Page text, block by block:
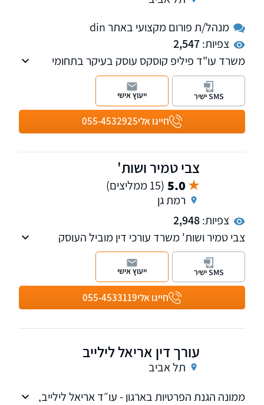
מנהל/ת פורום מקצועי באתר din
צפיות:2,547
משרד עו"ד פיליפ קוסקס עוסק בעיקר בתחומי
מקרקעין נדל"ן, מסחרי ועסקים ,ובכל נושא הדין
הצרפתי כולל ירושות, צוואות ועזבונות בצרפת .
חייגו אלי055-4532925
SMS ישיר ייעוץ אישי
צבי טמיר ושות'
5.0 (15 ממליצים)
רמת גן
צפיות:2,948
צבי טמיר ושות' משרד עורכי דין מוביל העוסק
במשפט מסחרי בינלאומי, מיזוגים ורכישות, קניין
בשנת 1959.
חייגו אלי055-4533119
SMS ישיר ייעוץ אישי
עורך דין אריאל לילייב
תל אביב
ממונה הגנת הפרטיות בארגון - עו״ד אריאל לילייב,